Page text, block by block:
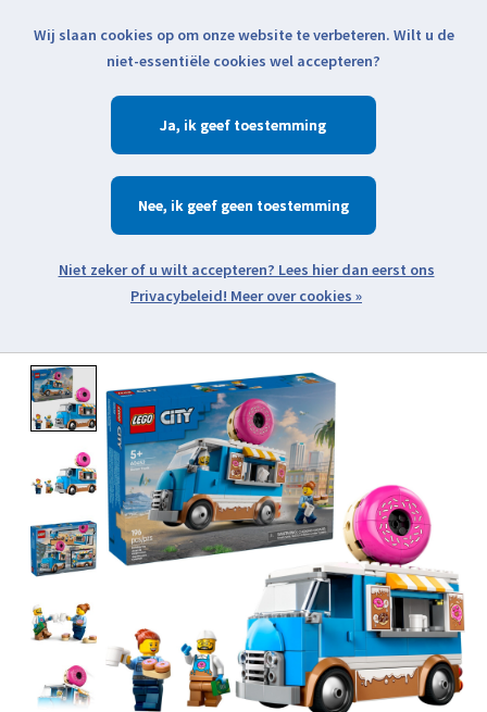
Klik voor actuele verzendinformatie...
Verlanglijst
Zoeken
Open webshop menu
Product image slideshow Items
Wij slaan cookies op om onze website te verbeteren. Wilt u de
niet-essentiële cookies wel accepteren?
Ja
Nee
Meer over cookies »